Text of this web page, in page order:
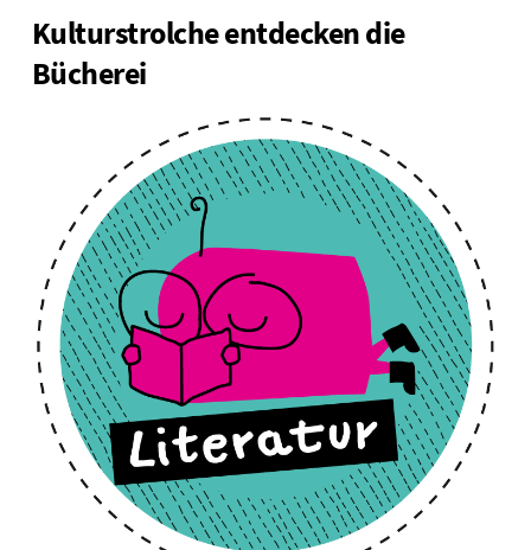
Kulturstrolche entdecken die
Bücherei